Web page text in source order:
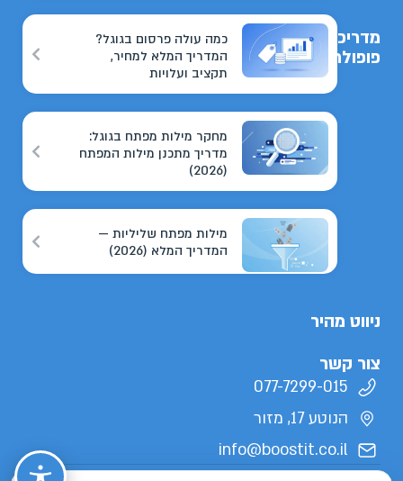
מדריכים
פופולריים
כמה עולה פרסום בגוגל?
המדריך המלא למחיר,
תקציב ועלויות
מחקר מילות מפתח בגוגל:
מדריך מתכנן מילות המפתח
(2026)
מילות מפתח שליליות —
המדריך המלא (2026)
ניווט מהיר
צור קשר
077-7299-015
הנוטע 17, מזור
info@boostit.co.il